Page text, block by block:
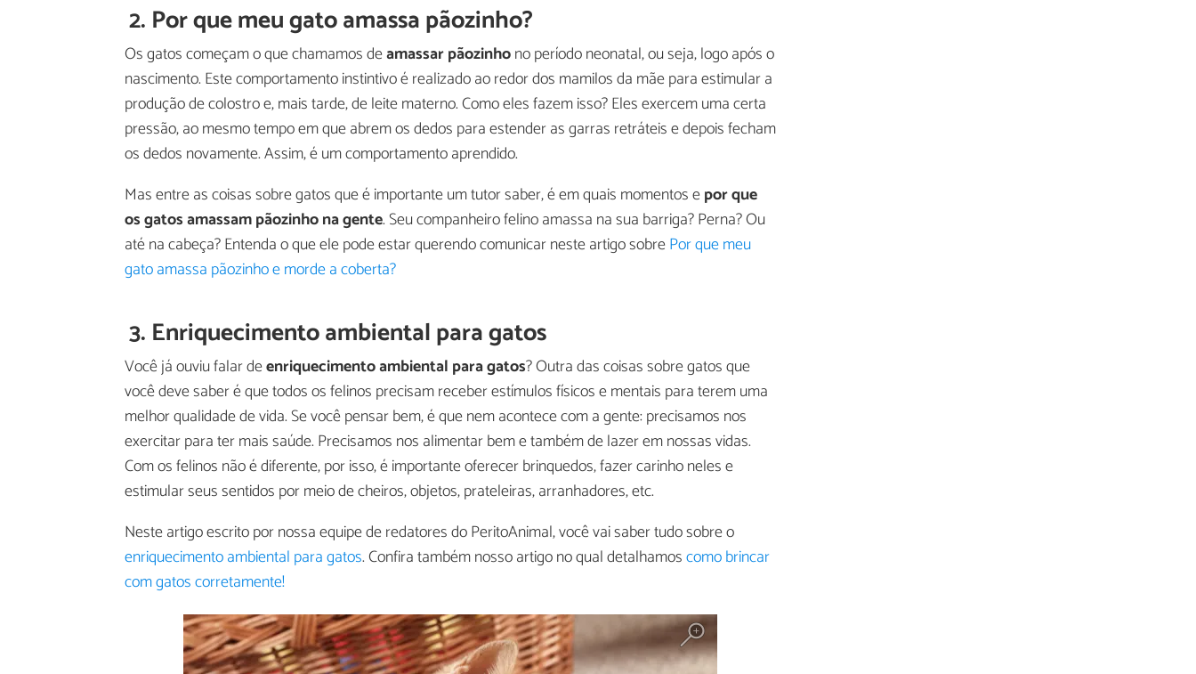
2. Por que meu gato amassa pãozinho?
Os gatos começam o que chamamos deamassar pãozinhono período neonatal, ou seja, logo após o
nascimento. Este comportamento instintivo é realizado ao redor dos mamilos da mãe para estimular a
produção de colostro e, mais tarde, de leite materno. Como eles fazem isso? Eles exercem uma certa
pressão, ao mesmo tempo em que abrem os dedos para estender as garras retráteis e depois fecham
os dedos novamente. Assim, é um comportamento aprendido.
Mas entre as coisas sobre gatos que é importante um tutor saber, é em quais momentos epor que
os gatos amassam pãozinho na gente. Seu companheiro felino amassa na sua barriga? Perna? Ou
até na cabeça? Entenda o que ele pode estar querendo comunicar neste artigo sobrePor que meu
gato amassa pãozinho e morde a coberta?
3. Enriquecimento ambiental para gatos
Você já ouviu falar deenriquecimento ambiental para gatos? Outra das coisas sobre gatos que
você deve saber é que todos os felinos precisam receber estímulos físicos e mentais para terem uma
melhor qualidade de vida. Se você pensar bem, é que nem acontece com a gente: precisamos nos
exercitar para ter mais saúde. Precisamos nos alimentar bem e também de lazer em nossas vidas.
Com os felinos não é diferente, por isso, é importante oferecer brinquedos, fazer carinho neles e
estimular seus sentidos por meio de cheiros, objetos, prateleiras, arranhadores, etc.
Neste artigo escrito por nossa equipe de redatores do PeritoAnimal, você vai saber tudo sobre o
enriquecimento ambiental para gatos. Confira também nosso artigo no qual detalhamoscomo brincar
com gatos corretamente!